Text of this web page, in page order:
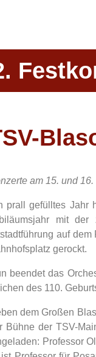
am 15. und
prall gefülltes Jahr
mit der
auf
gerockt.
beendet das
des 110.
dem Großen
Bühne der TSV-
Professor